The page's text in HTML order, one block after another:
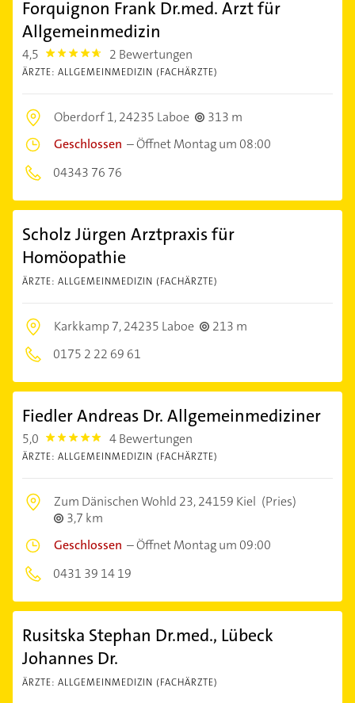
Forquignon Frank Dr.med. Arzt für
Allgemeinmedizin
4,5 4.5 2 Bewertungen
ÄRZTE: ALLGEMEINMEDIZIN (FACHÄRZTE)
Oberdorf 1,24235 Laboe
313 m
Geschlossen –Öffnet Montag um 08:00
04343 76 76
Scholz Jürgen Arztpraxis für
Homöopathie
ÄRZTE: ALLGEMEINMEDIZIN (FACHÄRZTE)
Karkkamp 7,24235 Laboe
213 m
0175 2 22 69 61
Fiedler Andreas Dr. Allgemeinmediziner
5,0 5.0 4 Bewertungen
ÄRZTE: ALLGEMEINMEDIZIN (FACHÄRZTE)
Zum Dänischen Wohld 23,24159 Kiel (Pries)
3,7 km
Geschlossen –Öffnet Montag um 09:00
0431 39 14 19
Rusitska Stephan Dr.med., Lübeck
Johannes Dr.
ÄRZTE: ALLGEMEINMEDIZIN (FACHÄRZTE)